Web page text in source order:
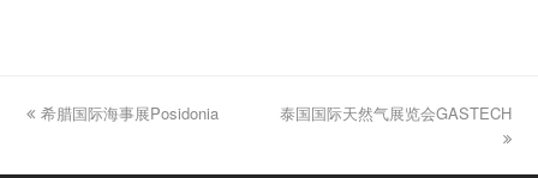
previous
希腊国际海事展Posidonia
next
泰国国际天然气展览会GASTECH